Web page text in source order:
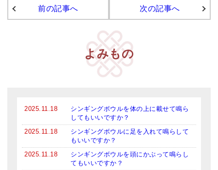
前の記事へ 次の記事へ
よみもの
2025.11.18
シンギングボウルを体の上に載せて鳴ら
してもいいですか？
2025.11.18
シンギングボウルに足を入れて鳴らして
もいいですか？
2025.11.18
シンギングボウルを頭にかぶって鳴らし
てもいいですか？